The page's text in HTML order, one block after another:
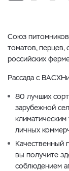
Союз
томатов, перцев,
российских
Рассада с
80 лучших
зарубежной
личных
Качественный
вы получите
соблюдением